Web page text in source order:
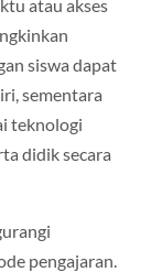
atau akses
siswa dapat
sementara
teknologi
didik secara
pengajaran.